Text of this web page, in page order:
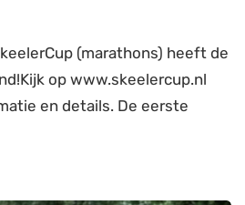
(marathons) heeft de
op www.skeelercup.nl
en details. De eerste